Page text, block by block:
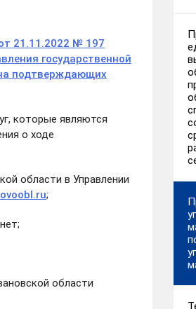
21.11.2022 № 197
государственной
подтверждающих
которые являются
о ходе
области в Управлении
;
области